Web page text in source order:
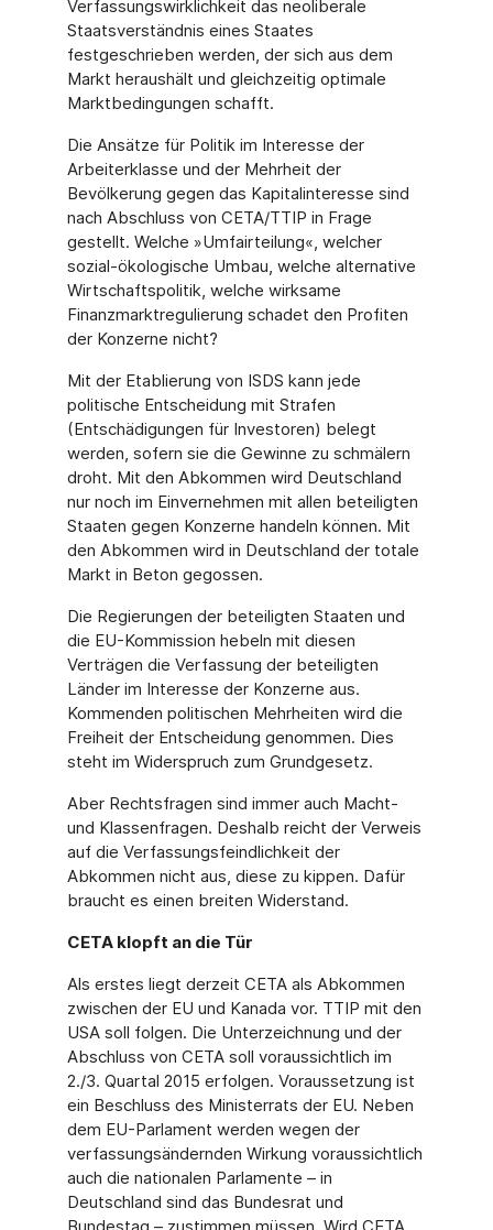
Verfassungswirklichkeit das neoliberale
Staatsverständnis eines Staates
festgeschrieben werden, der sich aus dem
Markt heraushält und gleichzeitig optimale
Marktbedingungen schafft.
Die Ansätze für Politik im Interesse der
Arbeiterklasse und der Mehrheit der
Bevölkerung gegen das Kapitalinteresse sind
nach Abschluss von CETA/TTIP in Frage
gestellt. Welche »Umfairteilung«, welcher
sozial-ökologische Umbau, welche alternative
Wirtschaftspolitik, welche wirksame
Finanzmarktregulierung schadet den Profiten
der Konzerne nicht?
Mit der Etablierung von ISDS kann jede
politische Entscheidung mit Strafen
(Entschädigungen für Investoren) belegt
werden, sofern sie die Gewinne zu schmälern
droht. Mit den Abkommen wird Deutschland
nur noch im Einvernehmen mit allen beteiligten
Staaten gegen Konzerne handeln können. Mit
den Abkommen wird in Deutschland der totale
Markt in Beton gegossen.
Die Regierungen der beteiligten Staaten und
die EU-Kommission hebeln mit diesen
Verträgen die Verfassung der beteiligten
Länder im Interesse der Konzerne aus.
Kommenden politischen Mehrheiten wird die
Freiheit der Entscheidung genommen. Dies
steht im Widerspruch zum Grundgesetz.
Aber Rechtsfragen sind immer auch Macht-
und Klassenfragen. Deshalb reicht der Verweis
auf die Verfassungsfeindlichkeit der
Abkommen nicht aus, diese zu kippen. Dafür
braucht es einen breiten Widerstand.
CETA klopft an die Tür
Als erstes liegt derzeit CETA als Abkommen
zwischen der EU und Kanada vor. TTIP mit den
USA soll folgen. Die Unterzeichnung und der
Abschluss von CETA soll voraussichtlich im
2./3. Quartal 2015 erfolgen. Voraussetzung ist
ein Beschluss des Ministerrats der EU. Neben
dem EU-Parlament werden wegen der
verfassungsändernden Wirkung voraussichtlich
auch die nationalen Parlamente – in
Deutschland sind das Bundesrat und